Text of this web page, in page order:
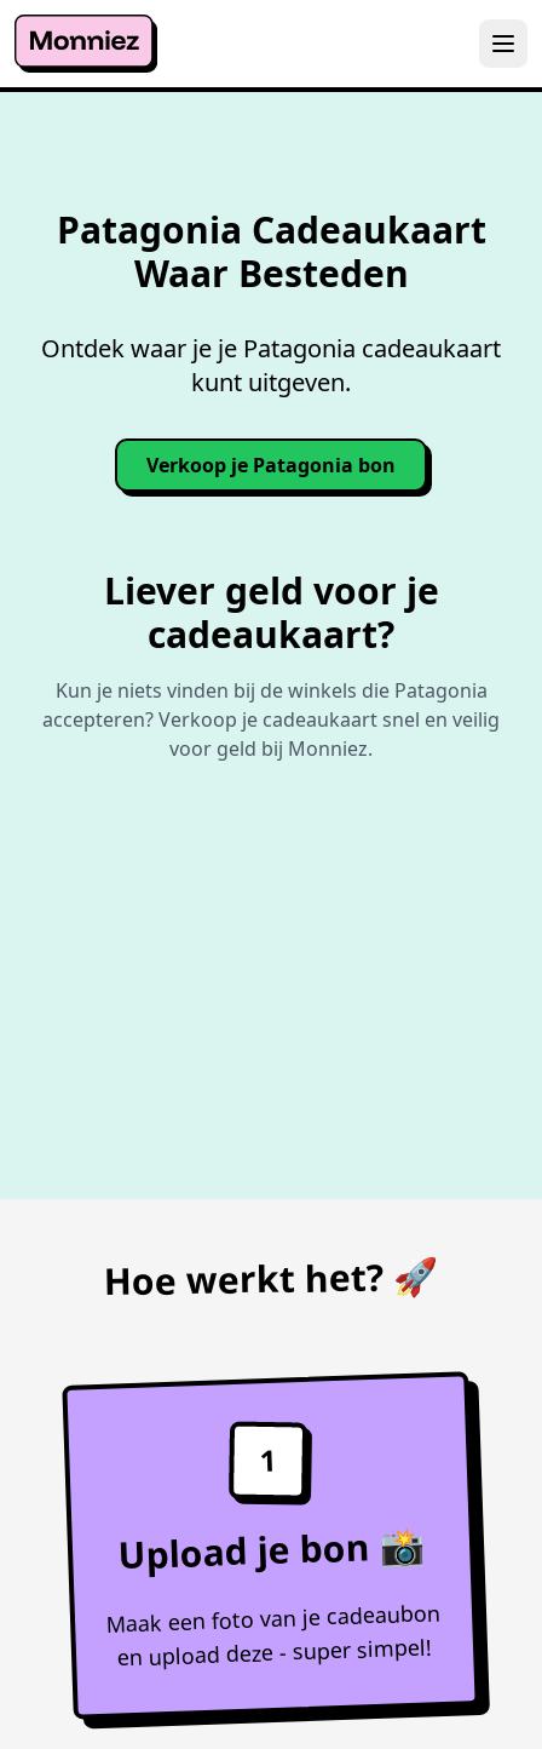
Patagonia Cadeaukaart
Waar Besteden
Ontdek waar je je Patagonia cadeaukaart
kunt uitgeven.
Verkoop je Patagonia bon
Liever geld voor je
cadeaukaart?
Kun je niets vinden bij de winkels die Patagonia
accepteren? Verkoop je cadeaukaart snel en veilig
voor geld bij Monniez.
Hoe werkt het? 🚀
1
Upload je bon 📸
Maak een foto van je cadeaubon
en upload deze - super simpel!